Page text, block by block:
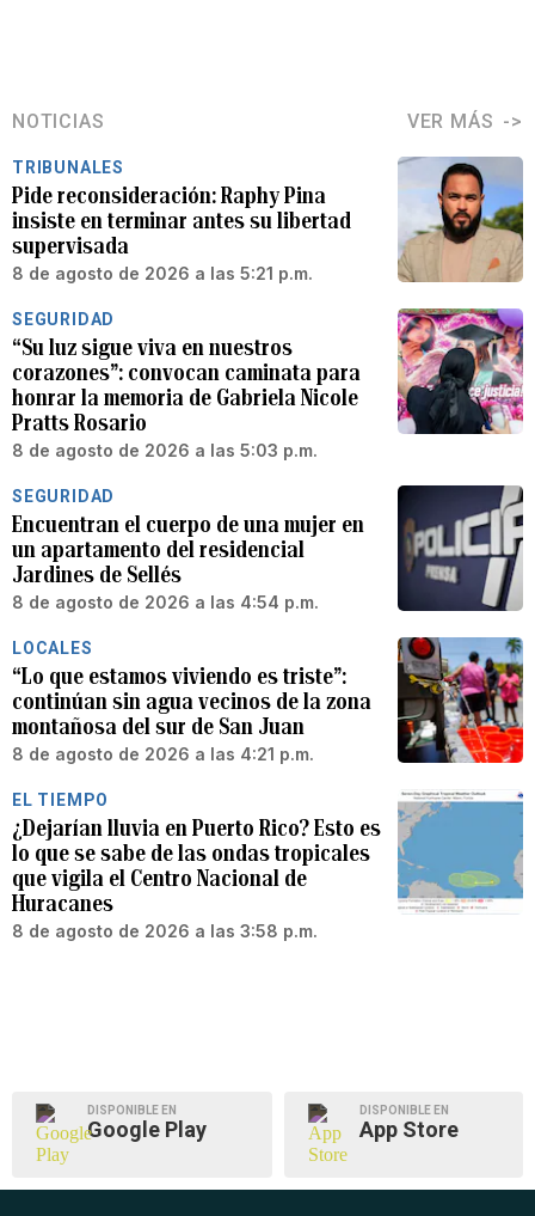
NOTICIAS VER MÁS
TRIBUNALES
Pide reconsideración: Raphy Pina
insiste en terminar antes su libertad
supervisada
8 de agosto de 2026 a las 5:21 p.m.
SEGURIDAD
“Su luz sigue viva en nuestros
corazones”: convocan caminata para
honrar la memoria de Gabriela Nicole
Pratts Rosario
8 de agosto de 2026 a las 5:03 p.m.
SEGURIDAD
Encuentran el cuerpo de una mujer en
un apartamento del residencial
Jardines de Sellés
8 de agosto de 2026 a las 4:54 p.m.
LOCALES
“Lo que estamos viviendo es triste”:
continúan sin agua vecinos de la zona
montañosa del sur de San Juan
8 de agosto de 2026 a las 4:21 p.m.
EL TIEMPO
¿Dejarían lluvia en Puerto Rico? Esto es
lo que se sabe de las ondas tropicales
que vigila el Centro Nacional de
Huracanes
8 de agosto de 2026 a las 3:58 p.m.
DISPONIBLE EN
Google Play
DISPONIBLE EN
App Store